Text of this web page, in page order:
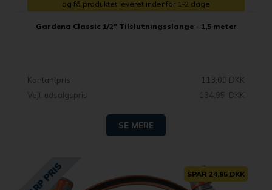
og få produktet leveret indenfor 1-2 dage
Gardena Classic 1/2" Tilslutningsslange - 1,5 meter
Kontantpris
113,00 DKK
Vejl. udsalgspris
134,95 DKK
SE MERE
SPAR 24,95 DKK